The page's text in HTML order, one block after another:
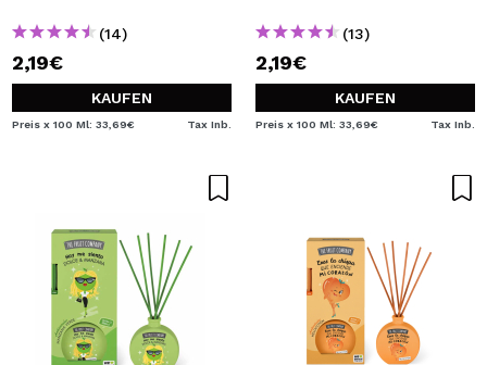
(14)
2,19€
KAUFEN
Preis x 100 Ml: 33,69€ Tax Inb.
(13)
2,19€
KAUFEN
Preis x 100 Ml: 33,69€ Tax Inb.